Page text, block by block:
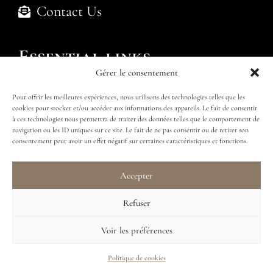
Gérer le consentement
Pour offrir les meilleures expériences, nous utilisons des technologies telles que les
cookies pour stocker et/ou accéder aux informations des appareils. Le fait de consentir
à ces technologies nous permettra de traiter des données telles que le comportement de
navigation ou les ID uniques sur ce site. Le fait de ne pas consentir ou de retirer son
consentement peut avoir un effet négatif sur certaines caractéristiques et fonctions.
Accepter
Refuser
Voir les préférences
Politique de cookies
Contact Us
Essential links
Submit an enquiry Find my package
Follow us